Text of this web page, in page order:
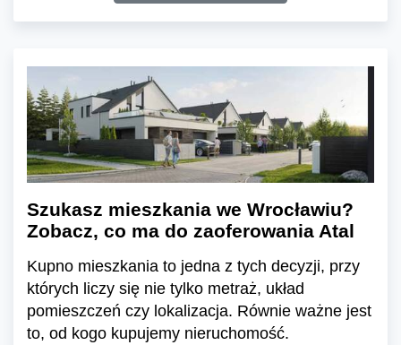
Szukasz mieszkania we Wrocławiu?
Zobacz, co ma do zaoferowania Atal
Kupno mieszkania to jedna z tych decyzji, przy
których liczy się nie tylko metraż, układ
pomieszczeń czy lokalizacja. Równie ważne jest
to, od kogo kupujemy nieruchomość.